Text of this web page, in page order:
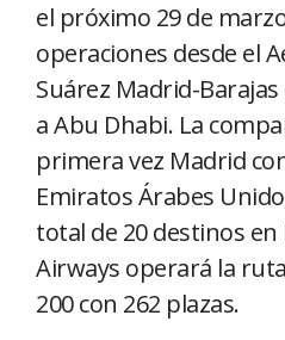
el próximo 29 de
operaciones desde el
Suárez Madrid-
a Abu Dhabi. La
primera vez Madrid
Emiratos Árabes
total de 20 destinos
Airways operará la
200 con 262 plazas.